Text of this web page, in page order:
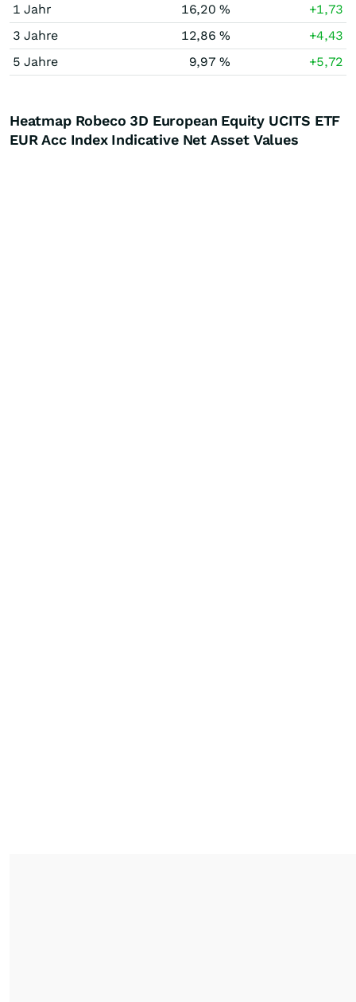
1 Jahr 16,20 %
+1,73
3 Jahre
12,86 %
+4,43
5 Jahre
9,97 % +5,72
Heatmap Robeco 3D European Equity UCITS ETF
EUR Acc Index Indicative Net Asset Values